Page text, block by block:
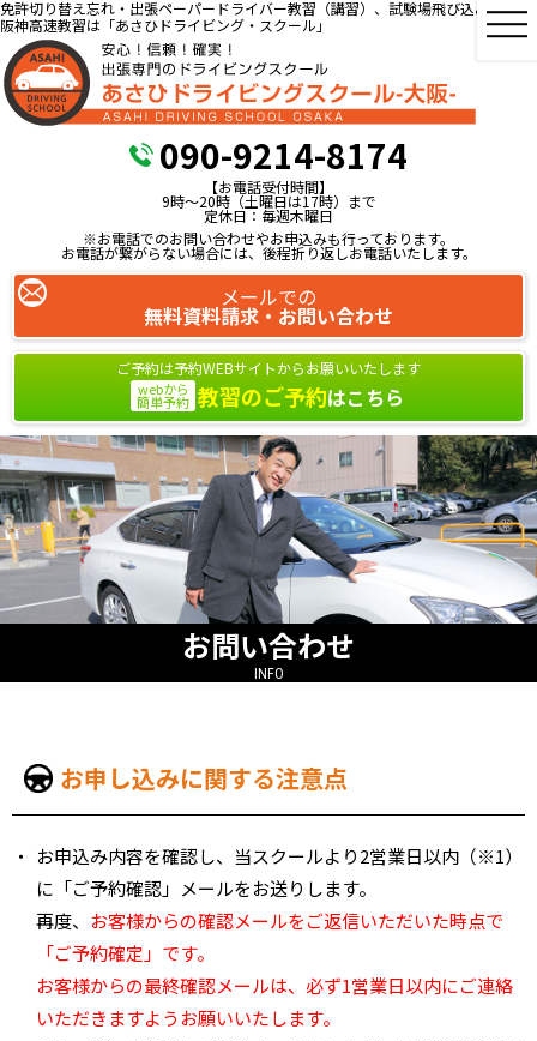
免許切り替え忘れ・出張ペーパードライバー教習（講習）、試験場飛び込み教習、
阪神高速教習は「あさひドライビング・スクール」
090-9214-8174
【お電話受付時間】
9時～20時（土曜日は17時）まで
定休日：毎週木曜日
※お電話でのお問い合わせやお申込みも行っております。
お電話が繋がらない場合には、後程折り返しお電話いたします。
メールでの
無料資料請求・お問い合わせ
ご予約は予約WEBサイトからお願いいたします
webから
簡単予約 教習のご予約はこちら
お問い合わせ
INFO
お申し込みに関する注意点
お申込み内容を確認し、当スクールより2営業日以内（※1）
に「ご予約確認」メールをお送りします。
再度、 お客様からの確認メールをご返信いただいた時点で
「ご予約確定」です。
お客様からの最終確認メールは、必ず1営業日以内にご連絡
いただきますようお願いいたします。